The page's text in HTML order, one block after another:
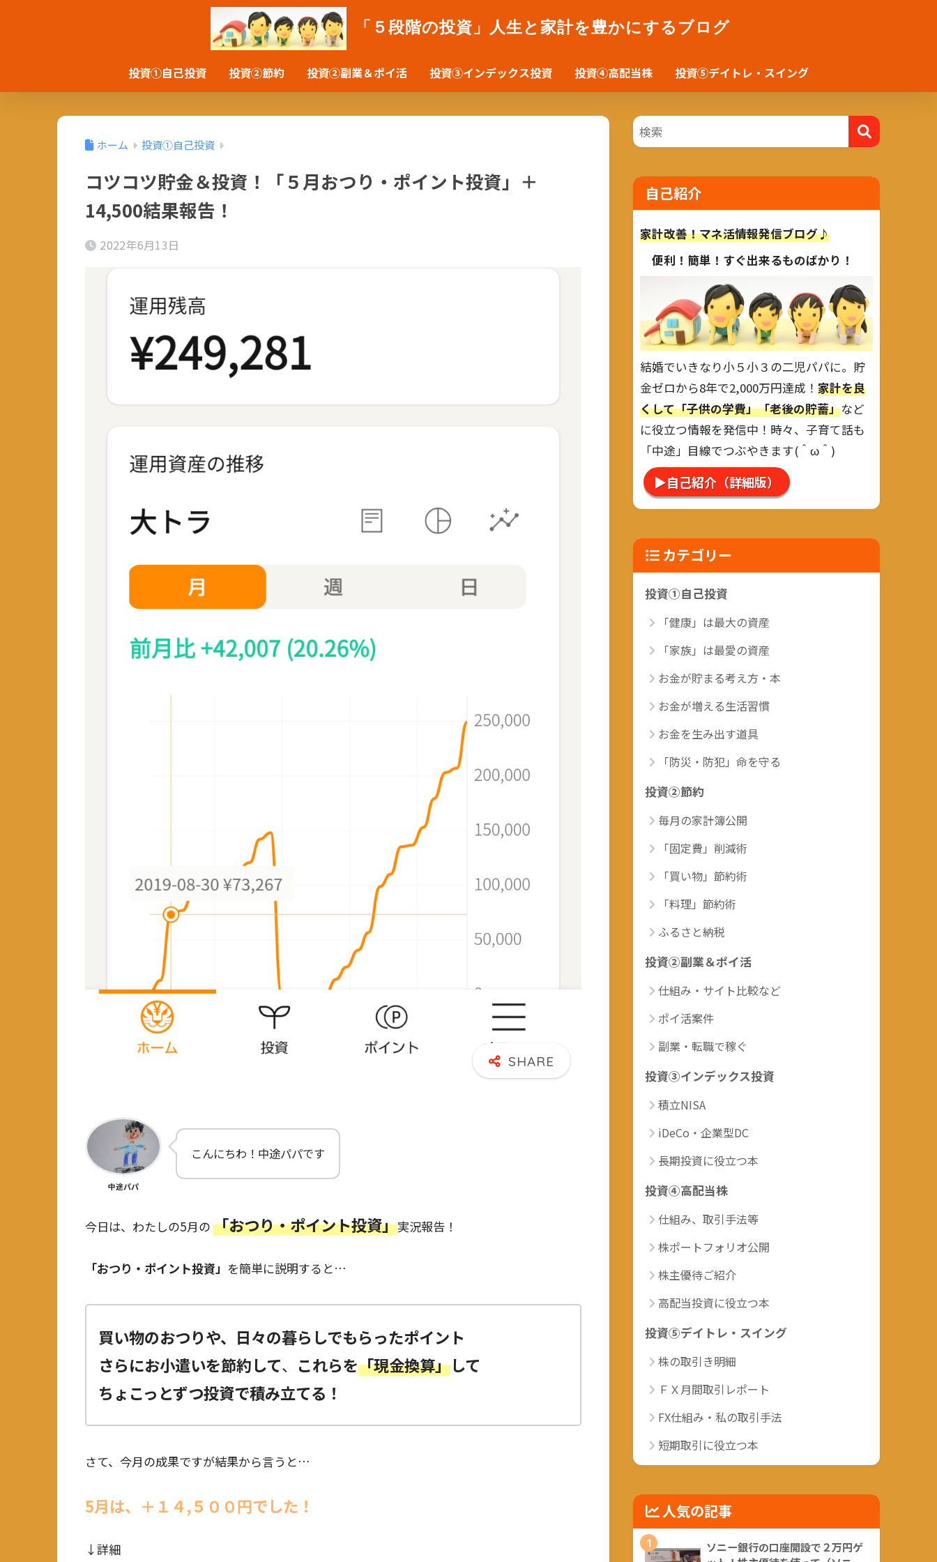
「５段階の投資」人生と家計を豊かにするブログ
投資①自己投資 投資②節約 投資②副業＆ポイ活 投資③インデックス投資 投資④高配当株 投資⑤デイトレ・スイング
ホーム 投資①自己投資
コツコツ貯金＆投資！「５月おつり・ポイント投資」＋
14,500結果報告！
2022年6月13日
中途パパ
こんにちわ！中途パパです
今日は、わたしの5月の 「おつり・ポイント投資」実況報告！
「おつり・ポイント投資」 を簡単に説明すると…
買い物のおつりや、日々の暮らしでもらったポイント
さらにお小遣いを節約して、 これらを「現金換算」して
ちょこっとずつ投資で積み立てる！
さて、今月の成果ですが結果から言うと…
5月は、＋１４,５００円でした！
↓詳細
自己紹介
家計改善！マネ活情報発信ブログ♪
便利！簡単！すぐ出来るものばかり！
結婚でいきなり小５小３の二児パパに。貯
金ゼロから8年で2,000万円達成！ 家計を良
くして「子供の学費」「老後の貯蓄」など
に役立つ情報を発信中！時々、子育て話も
「中途」目線でつぶやきます(＾ω＾)
▶自己紹介（詳細版）
カテゴリー
投資①自己投資
「健康」は最大の資産
「家族」は最愛の資産
お金が貯まる考え方・本
お金が増える生活習慣
お金を生み出す道具
「防災・防犯」命を守る
投資②節約
毎月の家計簿公開
「固定費」削減術
「買い物」節約術
「料理」節約術
ふるさと納税
投資②副業＆ポイ活
仕組み・サイト比較など
ポイ活案件
副業・転職で稼ぐ
投資③インデックス投資
積立NISA
iDeCo・企業型DC
長期投資に役立つ本
投資④高配当株
仕組み、取引手法等
株ポートフォリオ公開
株主優待ご紹介
高配当投資に役立つ本
投資⑤デイトレ・スイング
株の取引き明細
ＦＸ月間取引レポート
FX仕組み・私の取引手法
短期取引に役立つ本
人気の記事
1
ソニー銀行の口座開設で２万円ゲ